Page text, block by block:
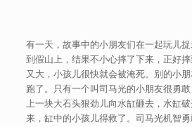
有一天，故事中的小朋友们在一起玩儿
到假山上，结果不小心摔了下来，正好
又大，小孩儿很快就会被淹死。别的小
跑了。只有一个叫司马光的小朋友很勇
上一块大石头狠劲儿向水缸砸去，水缸
来，缸中的小孩儿得救了。司马光机智